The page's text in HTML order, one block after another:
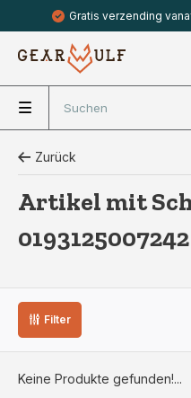
Gratis verzending vanaf 49,-
Zurück
Artikel mit
0193125007242
Filter
Keine Produkte gefunden!...